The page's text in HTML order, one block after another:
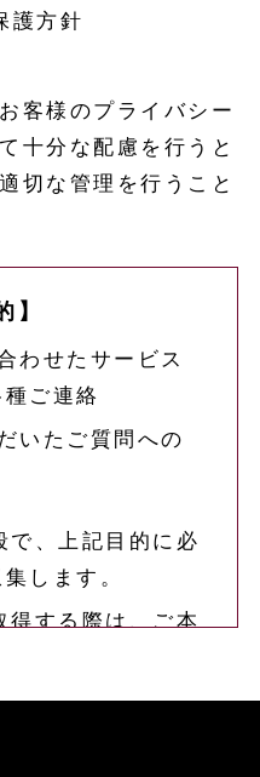
護方針
客様のプライバシー
十分な配慮を行うと
切な管理を行うこと
】
わせたサービス
ご連絡
いたご質問への
で、上記目的に必
します。
得する際は、ご本
、ご本人の同意な